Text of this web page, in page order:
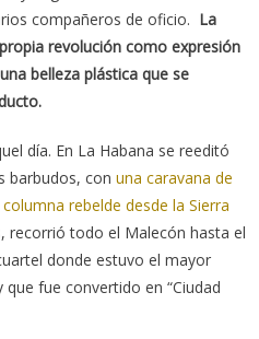
compañeros de oficio. La
revolución como expresión
belleza plástica que se
día. En La Habana se reeditó
barbudos, con una caravana de
rebelde desde la Sierra
recorrió todo el Malecón hasta el
donde estuvo el mayor
fue convertido en “Ciudad